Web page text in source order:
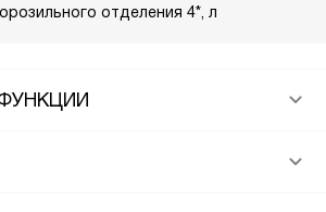
отделения 4*, л